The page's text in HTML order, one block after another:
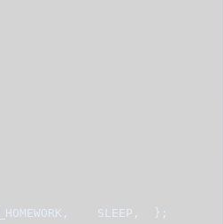
SLEEP,  };